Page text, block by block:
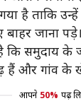
है ताकि
जाना पड़े।
कि समुदाय के
और गांव के
आपने 50% पढ़